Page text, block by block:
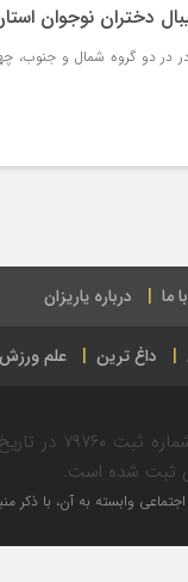
دختران نوجوان
دو گروه شمال و جنوب،
ما درباره یاریزان
داغ ترین علم ورزش
وابسته به آن، با ذکر